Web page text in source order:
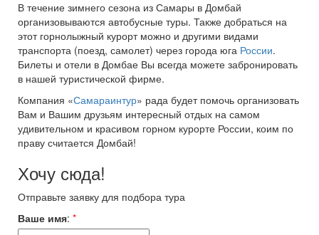
В течение зимнего сезона из Самары в Домбай
организовываются автобусные туры. Также добраться на
этот горнолыжный курорт можно и другими видами
транспорта (поезд, самолет) через города юга России.
Билеты и отели в Домбае Вы всегда можете забронировать
в нашей туристической фирме.
Компания «Самараинтур» рада будет помочь организовать
Вам и Вашим друзьям интересный отдых на самом
удивительном и красивом горном курорте России, коим по
праву считается Домбай!
Хочу сюда!
Отправьте заявку для подбора тура
Ваше имя: *